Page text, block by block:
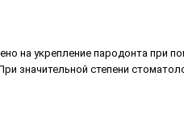
на укрепление пародонта при
значительной степени